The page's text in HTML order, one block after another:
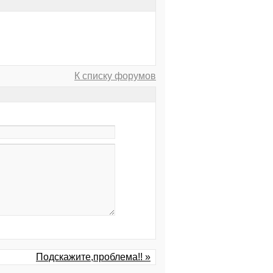
К списку форумов
Подскажите,проблема!! »